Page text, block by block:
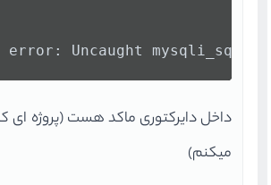
error: Uncaught
داخل دایرکتوری ماکد هست (پروژه ای
میکنم)